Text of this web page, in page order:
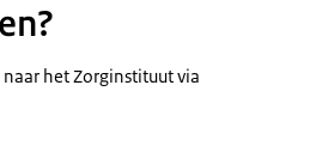
het Zorginstituut via